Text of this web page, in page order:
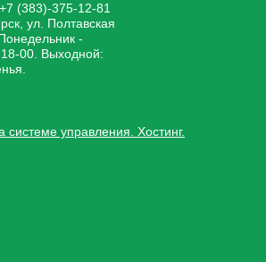
+7 (383)-375-12-81
ул. Полтавская
-
00. Выходной:
системе управления. Хостинг.